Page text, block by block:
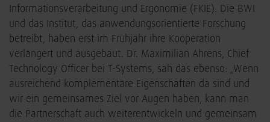
Informationsverarbeitung und Ergonomie (FKIE). Die BWI
und das Institut, das anwendungsorientierte Forschung
betreibt, haben erst im Frühjahr ihre Kooperation
verlängert und ausgebaut. Dr. Maximilian Ahrens, Chief
Technology Officer bei T-Systems, sah das ebenso: „Wenn
ausreichend komplementäre Eigenschaften da sind und
wir ein gemeinsames Ziel vor Augen haben, kann man
die Partnerschaft auch weiterentwickeln und gemeinsam